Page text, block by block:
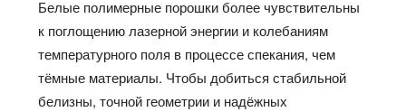
Белые полимерные порошки более чувствительны
к поглощению лазерной энергии и колебаниям
температурного поля в процессе спекания, чем
тёмные материалы. Чтобы добиться стабильной
белизны, точной геометрии и надёжных